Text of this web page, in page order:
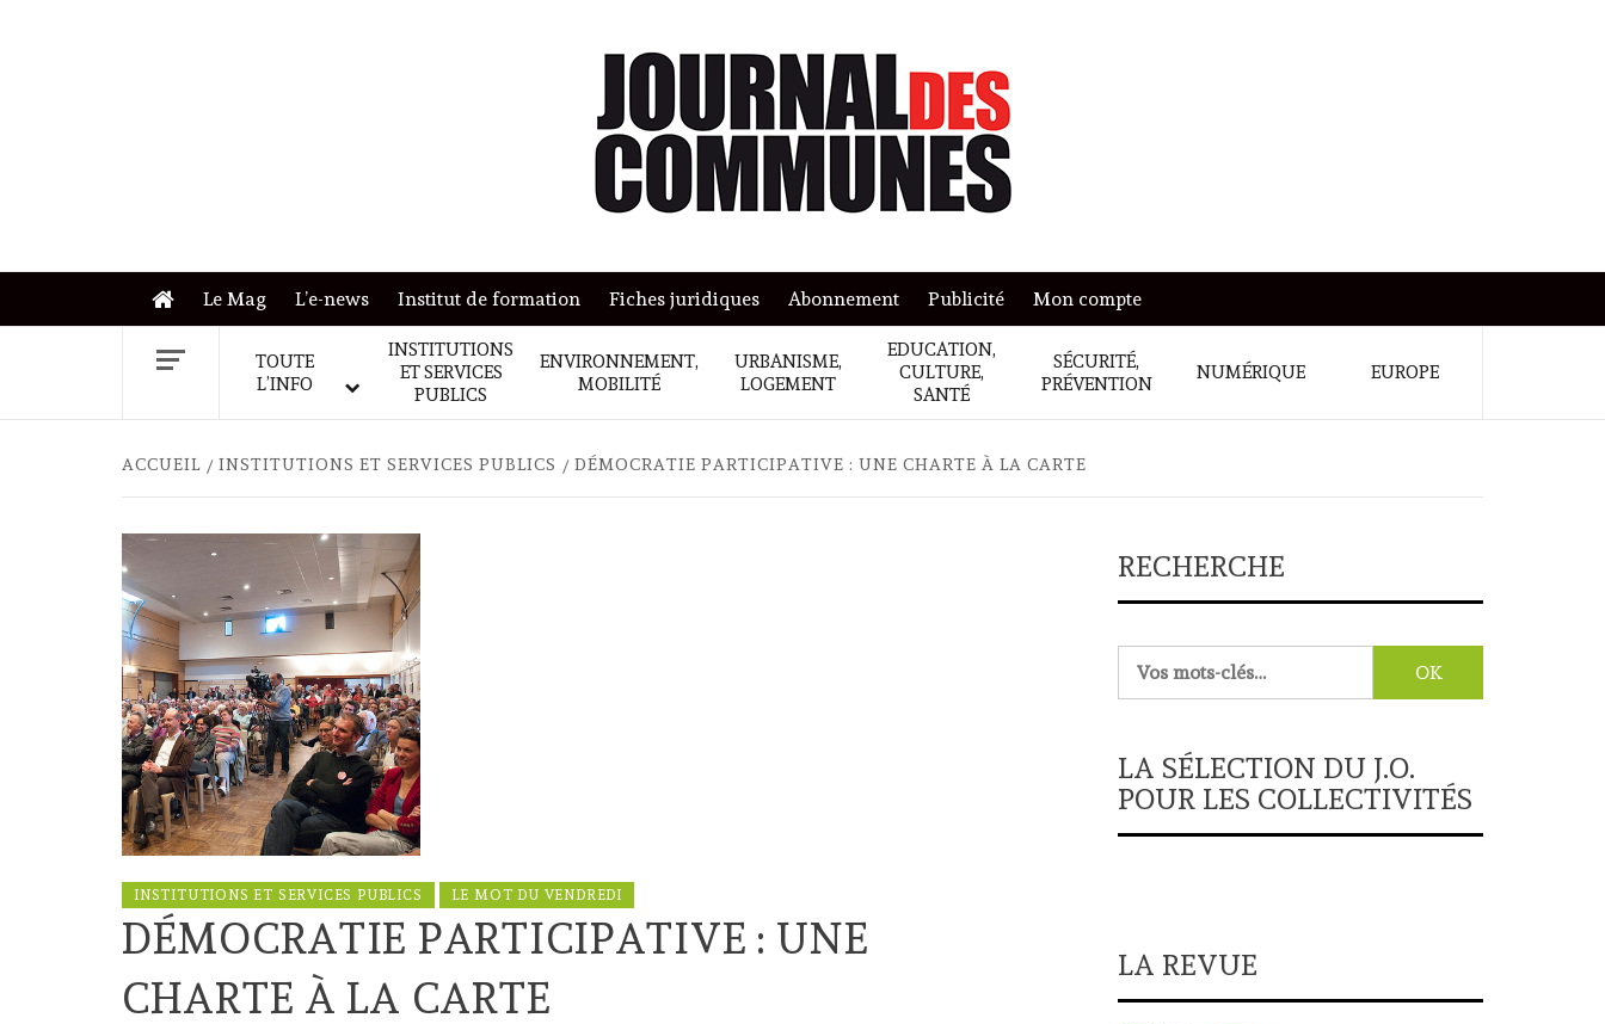
Le Mag L’e-news Institut de formation Fiches juridiques Abonnement Publicité Mon compte
TOUTE
L’INFO
INSTITUTIONS
ET SERVICES
PUBLICS
ENVIRONNEMENT,
MOBILITÉ
URBANISME,
LOGEMENT
EDUCATION,
CULTURE,
SANTÉ
SÉCURITÉ,
PRÉVENTION
NUMÉRIQUE EUROPE
ACCUEIL INSTITUTIONS ET SERVICES PUBLICS DÉMOCRATIE PARTICIPATIVE : UNE CHARTE À LA CARTE
INSTITUTIONS ET SERVICES PUBLICS LE MOT DU VENDREDI
DÉMOCRATIE PARTICIPATIVE : UNE
CHARTE À LA CARTE
RECHERCHE
LA SÉLECTION DU J.O.
POUR LES COLLECTIVITÉS
LA REVUE